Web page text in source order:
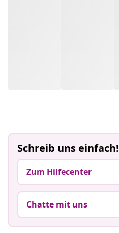
Schreib uns einfach!
Zum Hilfecenter
Chatte mit uns